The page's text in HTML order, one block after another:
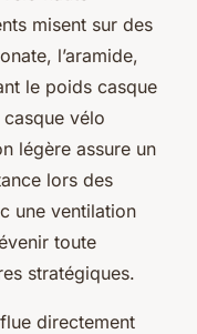
misent sur des
l’aramide,
le poids casque
vélo
légère assure un
lors des
une ventilation
toute
stratégiques.
directement